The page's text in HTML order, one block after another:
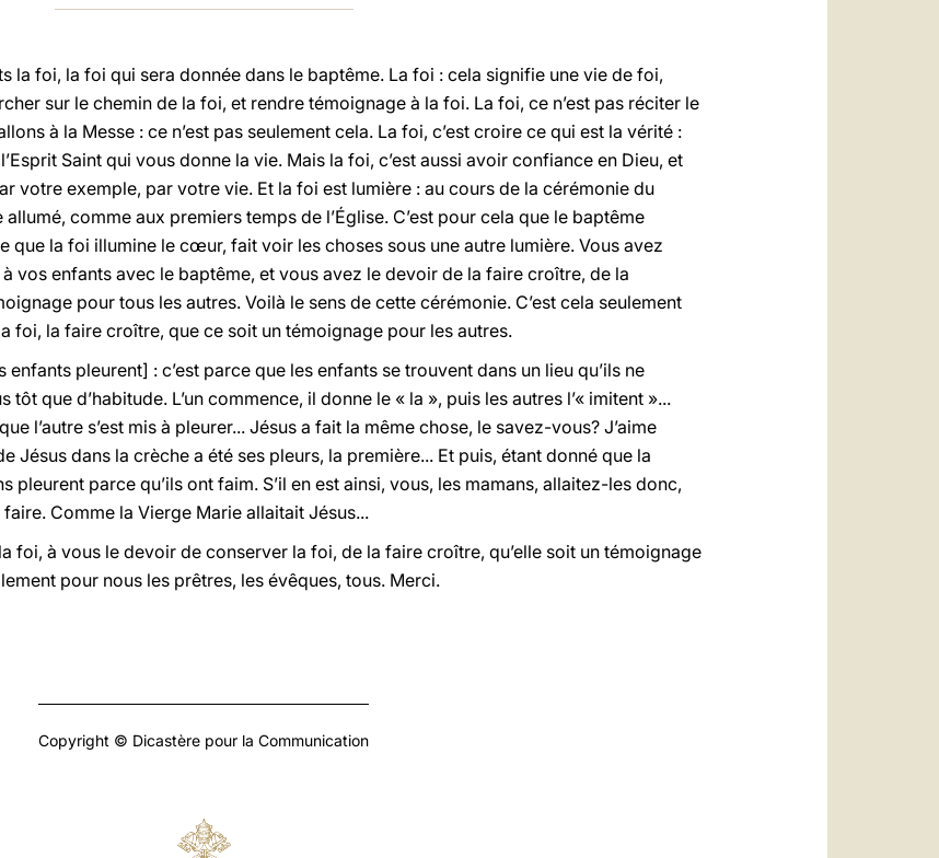
la foi, la foi qui sera donnée dans le baptême. La foi : cela signifie une vie de foi,
sur le chemin de la foi, et rendre témoignage à la foi. La foi, ce n’est pas réciter le
à la Messe : ce n’est pas seulement cela. La foi, c’est croire ce qui est la vérité :
Saint qui vous donne la vie. Mais la foi, c’est aussi avoir confiance en Dieu, et
votre exemple, par votre vie. Et la foi est lumière : au cours de la cérémonie du
comme aux premiers temps de l’Église. C’est pour cela que le baptême
que la foi illumine le cœur, fait voir les choses sous une autre lumière. Vous avez
vos enfants avec le baptême, et vous avez le devoir de la faire croître, de la
pour tous les autres. Voilà le sens de cette cérémonie. C’est cela seulement
foi, la faire croître, que ce soit un témoignage pour les autres.
pleurent] : c’est parce que les enfants se trouvent dans un lieu qu’ils ne
que d’habitude. L’un commence, il donne le « la », puis les autres l’« imitent »...
l’autre s’est mis à pleurer... Jésus a fait la même chose, le savez-vous? J’aime
Jésus dans la crèche a été ses pleurs, la première... Et puis, étant donné que la
pleurent parce qu’ils ont faim. S’il en est ainsi, vous, les mamans, allaitez-les donc,
Comme la Vierge Marie allaitait Jésus...
foi, à vous le devoir de conserver la foi, de la faire croître, qu’elle soit un témoignage
pour nous les prêtres, les évêques, tous. Merci.
Copyright © Dicastère pour la Communication